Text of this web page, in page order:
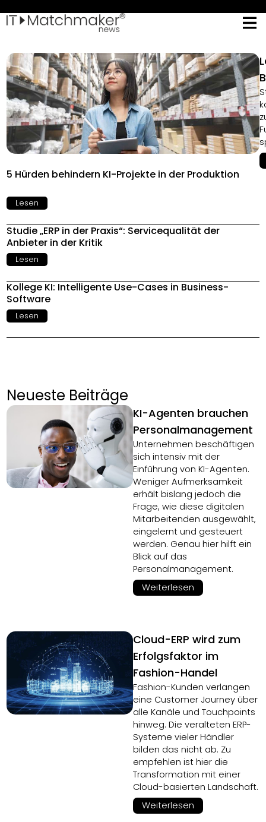
5 Hürden behindern KI-Projekte in der Produktion
Lesen
Studie „ERP in der Praxis“: Servicequalität der
Anbieter in der Kritik
Lesen
Kollege KI: Intelligente Use-Cases in Business-
Software
Lesen
Neueste Beiträge
KI-Agenten brauchen
Personalmanagement
Unternehmen beschäftigen
sich intensiv mit der
Einführung von KI-Agenten.
Weniger Aufmerksamkeit
erhält bislang jedoch die
Frage, wie diese digitalen
Mitarbeitenden ausgewählt,
eingelernt und gesteuert
werden. Genau hier hilft ein
Blick auf das
Personalmanagement.
Weiterlesen
Cloud-ERP wird zum
Erfolgsfaktor im
Fashion-Handel
Fashion-Kunden verlangen
eine Customer Journey über
alle Kanäle und Touchpoints
hinweg. Die veralteten ERP-
Systeme vieler Händler
bilden das nicht ab. Zu
empfehlen ist hier die
Transformation mit einer
Cloud-basierten Landschaft.
Weiterlesen